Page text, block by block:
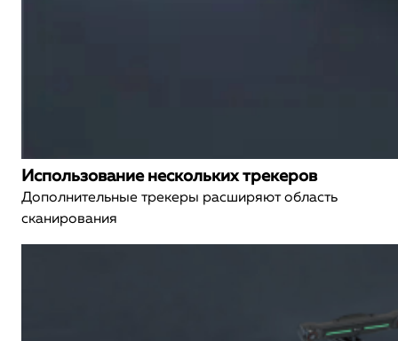
Использование нескольких трекеров
Дополнительные трекеры расширяют область
сканирования